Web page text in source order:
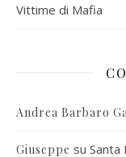
Vittime di Mafia
Andrea Barbaro
Giuseppe su Santa